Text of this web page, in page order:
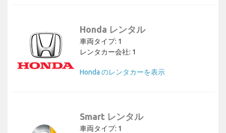
Honda レンタル
車両タイプ: 1
レンタカー会社: 1
Honda のレンタカーを表示
Smart レンタル
車両タイプ: 1